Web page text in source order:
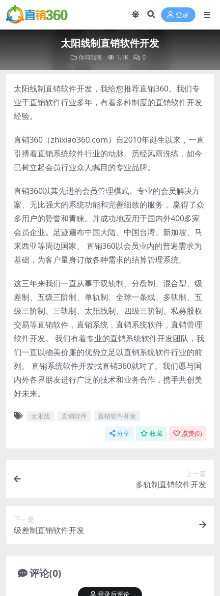
登录
太阳线制直销软件开发
你问我答 1.1K 0
太阳线制直销软件开发，我给您推荐直销360。我们专
业于直销软件行业多年，有着多种制度的直销软件开发
经验。
直销360（zhixiao360.com）自2010年诞生以来，一直
引搏着直销系统软件行业的动脉。历经风雨洗练，如今
已树立起会员行业众人瞩目的专业品牌。
直销360以其先进的会员管理模式、专业的会员解决方
案、无比强大的系统功能和完善细致的服务， 赢得了众
多用户的赞誉和青睐。并成功地应用于国内外400多家
会员企业。足迹遍布中国大陆、中国台湾、新加坡、马
来西亚等周边国家。 直销360以会员业内的普遍需求为
基础，为客户量身订做各种需求的结算管理系统。
这三年来我们一直从事于双轨制、分盘制、混合型、级
差制、五级三阶制、单轨制、全球一条线、多轨制、五
级三阶制、三轨制、太阳线制、四级三阶制、私募股权
交易等直销软件，直销系统，直销系统软件，直销管理
软件开发。 我们有着专业的直销系统软件开发团队，我
们一直以物美价廉的优势立足以直销系统软件行业的前
列。 直销系统软件开发找直销360就对了。我们愿与国
内外各界朋友进行广泛的技术和业务合作，携手共创美
好未来。
太阳线 直销软件 直销软件开发
分享 收藏 点赞(0)
上一篇
多轨制直销软件开发
下一篇
级差制直销软件开发
评论(0)
登录后评论